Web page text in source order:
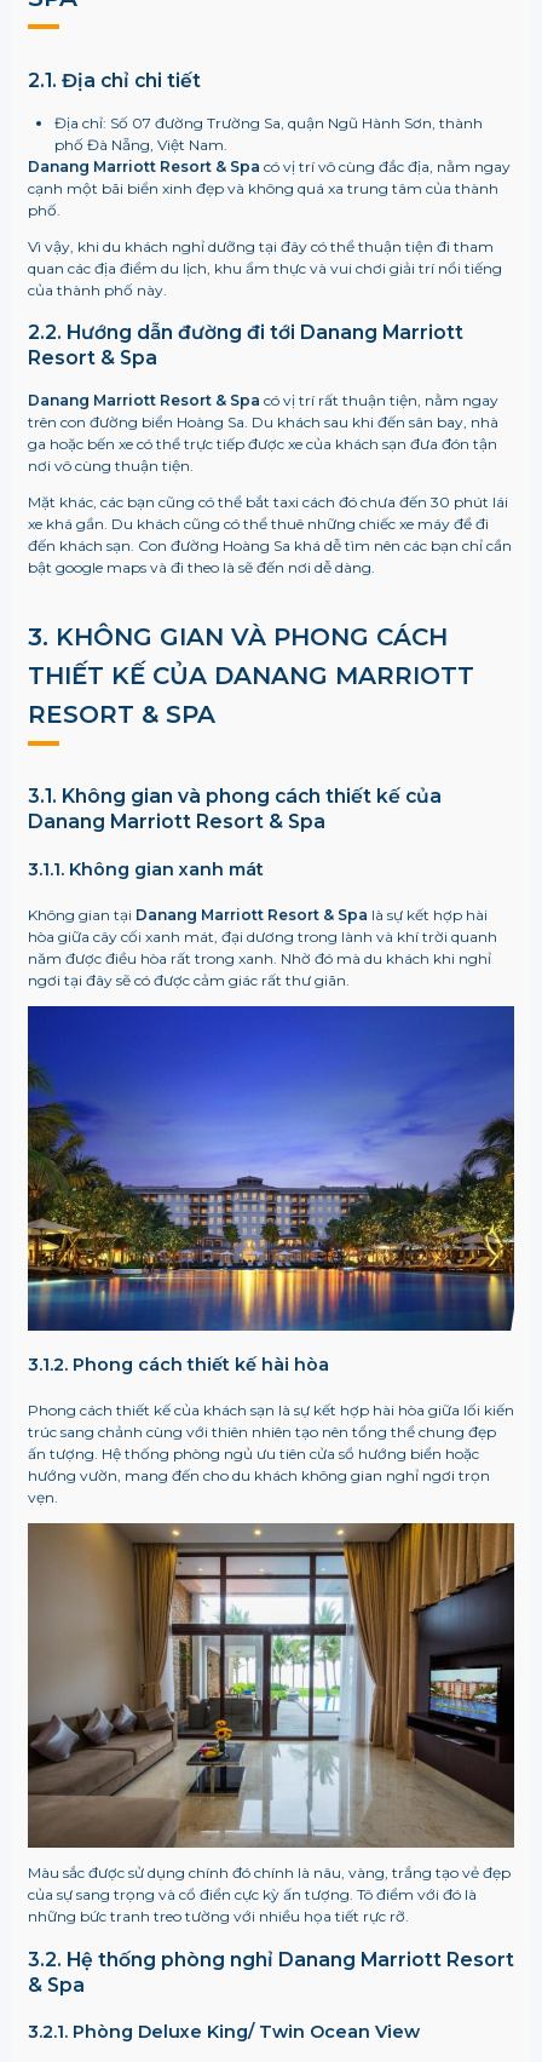
2.1. Địa chỉ chi tiết
Địa chỉ: Số 07 đường Trường Sa, quận Ngũ Hành Sơn, thành
phố Đà Nẵng, Việt Nam.
Danang Marriott Resort & Spa có vị trí vô cùng đắc địa, nằm ngay
cạnh một bãi biển xinh đẹp và không quá xa trung tâm của thành
phố.
Vì vậy, khi du khách nghỉ dưỡng tại đây có thể thuận tiện đi tham
quan các địa điểm du lịch, khu ẩm thực và vui chơi giải trí nổi tiếng
của thành phố này.
2.2. Hướng dẫn đường đi tới Danang Marriott
Resort & Spa
Danang Marriott Resort & Spa có vị trí rất thuận tiện, nằm ngay
trên con đường biển Hoàng Sa. Du khách sau khi đến sân bay, nhà
ga hoặc bến xe có thể trực tiếp được xe của khách sạn đưa đón tận
nơi vô cùng thuận tiện.
Mặt khác, các bạn cũng có thể bắt taxi cách đó chưa đến 30 phút lái
xe khá gần. Du khách cũng có thể thuê những chiếc xe máy để đi
đến khách sạn. Con đường Hoàng Sa khá dễ tìm nên các bạn chỉ cần
bật google maps và đi theo là sẽ đến nơi dễ dàng.
3. KHÔNG GIAN VÀ PHONG CÁCH
THIẾT KẾ CỦA DANANG MARRIOTT
RESORT & SPA
3.1. Không gian và phong cách thiết kế của
Danang Marriott Resort & Spa
3.1.1. Không gian xanh mát
Không gian tại Danang Marriott Resort & Spa là sự kết hợp hài
hòa giữa cây cối xanh mát, đại dương trong lành và khí trời quanh
năm được điều hòa rất trong xanh. Nhờ đó mà du khách khi nghỉ
ngơi tại đây sẽ có được cảm giác rất thư giãn.
3.1.2. Phong cách thiết kế hài hòa
Phong cách thiết kế của khách sạn là sự kết hợp hài hòa giữa lối kiến
trúc sang chảnh cùng với thiên nhiên tạo nên tổng thể chung đẹp
ấn tượng. Hệ thống phòng ngủ ưu tiên cửa sổ hướng biển hoặc
hướng vườn, mang đến cho du khách không gian nghỉ ngơi trọn
vẹn.
Màu sắc được sử dụng chính đó chính là nâu, vàng, trắng tạo vẻ đẹp
của sự sang trọng và cổ điển cực kỳ ấn tượng. Tô điểm với đó là
những bức tranh treo tường với nhiều họa tiết rực rỡ.
3.2. Hệ thống phòng nghỉ Danang Marriott Resort
& Spa
3.2.1. Phòng Deluxe King/ Twin Ocean View